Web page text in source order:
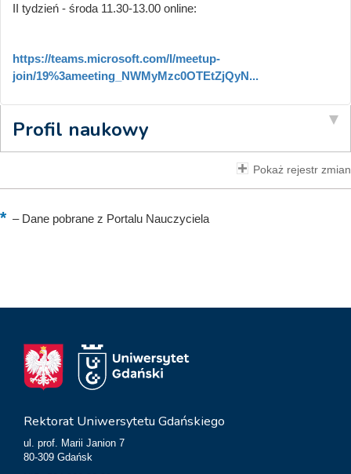
II tydzień - środa 11.30-13.00 online:
https://teams.microsoft.com/l/meetup-
join/19%3ameeting_NWMyMzc0OTEtZjQyN...
Profil naukowy
Pokaż rejestr zmian
–Dane pobrane z Portalu Nauczyciela
Rektorat Uniwersytetu Gdańskiego
ul. prof. Marii Janion 7
80-309 Gdańsk